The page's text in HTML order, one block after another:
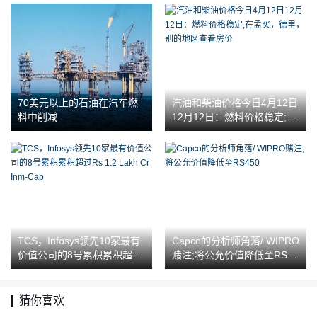
70美元以上的石油在汽车燃
料中削减
汽油和柴油价格今日4月12日
12月12日：燃料价格稳定;在
孟买，德里，别的地区查看
房价
TCS，Infosys领先10家最有
价值公司的8号累积累积超过
Rs 1.2 Lakh Cr Inm-Cap
Capco的分析师角落/ WIPRO
赌注;将公允价值降低至RS45
0
猜你喜欢